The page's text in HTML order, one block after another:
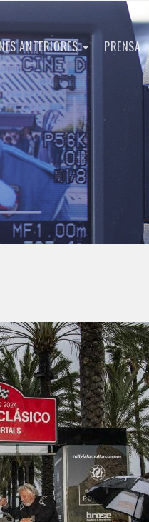
ANTERIORES PRENSA